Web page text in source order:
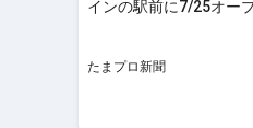
インの駅前に7/25オー
たまプロ新聞